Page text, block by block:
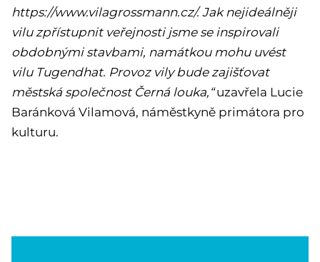
https://www.vilagrossmann.cz/. Jak nejideálněji
vilu zpřístupnit veřejnosti jsme se inspirovali
obdobnými stavbami, namátkou mohu uvést
vilu Tugendhat. Provoz vily bude zajišťovat
městská společnost Černá louka,“uzavřela Lucie
Baránková Vilamová, náměstkyně primátora pro
kulturu.